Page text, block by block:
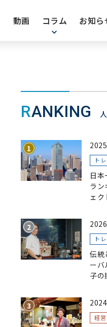
動画 コラム お知ら
RANKING
ト
日
ラン
ェク
ト
伝統
ーバ
子の
ラス
え
経営